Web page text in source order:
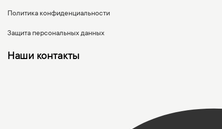
Политика конфиденциальности
Защита персональных данных
Наши контакты